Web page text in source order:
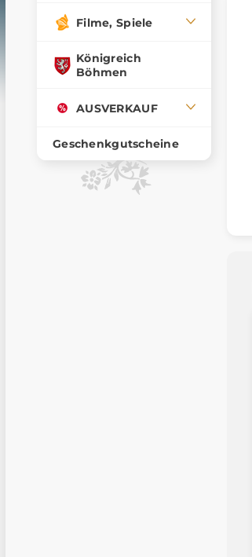
Filme, Spiele
Königreich
Böhmen
AUSVERKAUF
Geschenkgutscheine